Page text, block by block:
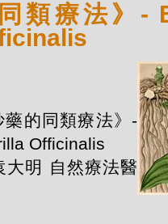
類療法》-
的同類療法》-
Officinalis
大明 自然療法醫